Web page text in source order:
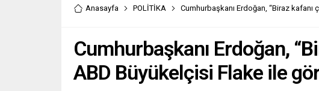
Anasayfa POLİTİKA Cumhurbaşkanı Erdoğan, “Biraz kafanı
Cumhurbaşkanı Erdoğan,
ABD Büyükelçisi Flake ile